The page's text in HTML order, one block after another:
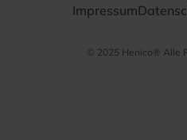
Impressum
© 2025 Henico® Alle